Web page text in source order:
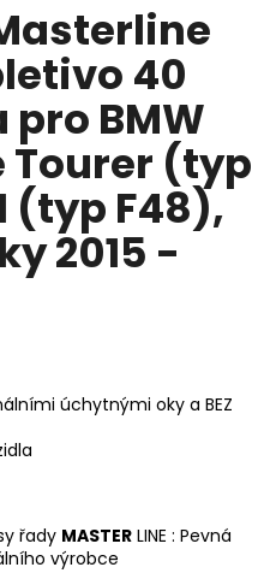
40
BMW
Tourer (typ
(typ F48),
2015 -
úchytnými oky a BEZ
řady MASTER LINE : Pevná
výrobce